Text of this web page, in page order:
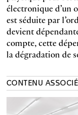
électronique d’un
est séduite par
devient
compte, cette
la dégradation de
CONTENU ASSOCIÉ